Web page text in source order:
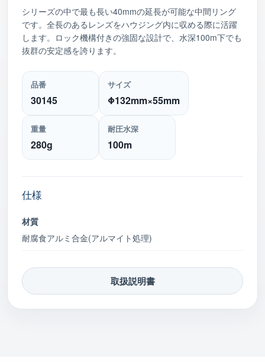
シリーズの中で最も長い40mmの延長が可能な中間リング
です。全長のあるレンズをハウジング内に収める際に活躍
します。ロック機構付きの強固な設計で、水深100m下でも
抜群の安定感を誇ります。
品番
30145
サイズ
Φ132mm×55mm
重量
280g
耐圧水深
100m
仕様
材質
耐腐食アルミ合金(アルマイト処理)
取扱説明書